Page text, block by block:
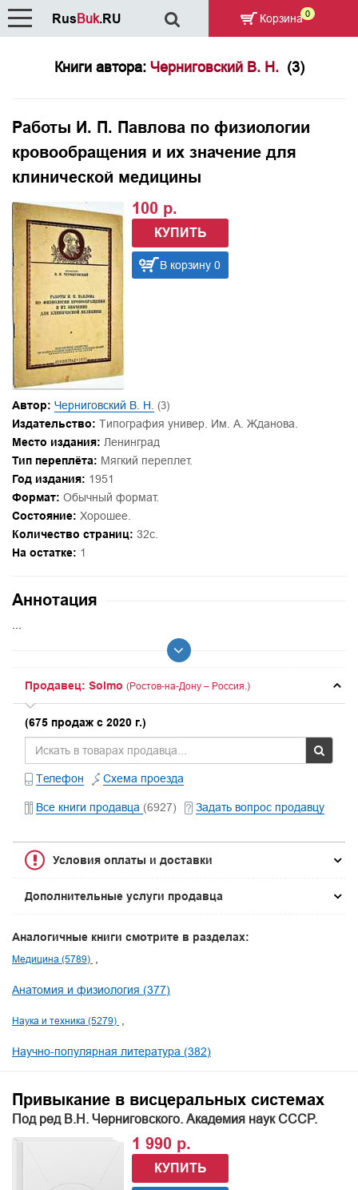
Книги автора: Черниговский В. Н. (3)
Работы И. П. Павлова по физиологии
кровообращения и их значение для
клинической медицины
100 р.
КУПИТЬ
В корзину 0
Автор: Черниговский В. Н. (3)
Издательство: Типография универ. Им. А. Жданова.
Место издания: Ленинград
Тип переплёта: Мягкий переплет.
Год издания: 1951
Формат: Обычный формат.
Состояние: Хорошее.
Количество страниц: 32с.
На остатке: 1
Аннотация
Продавец: Solmo (Ростов-на-Дону – Россия.)
(675 продаж с 2020 г.)
Телефон Схема проезда
Все книги продавца (6927) Задать вопрос продавцу
Условия оплаты и доставки
Дополнительные услуги продавца
Аналогичные книги смотрите в разделах:
Медицина (5789)
Анатомия и физиология (377)
Наука и техника (5279)
Научно-популярная литература (382)
Привыкание в висцеральных системах
Под ред В.Н. Черниговского. Академия наук СССР.
1 990 р.
КУПИТЬ
RusBuk.RU Корзина 0